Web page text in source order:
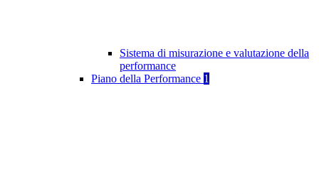
Sistema di misurazione e valutazione della
performance
Piano della Performance 1